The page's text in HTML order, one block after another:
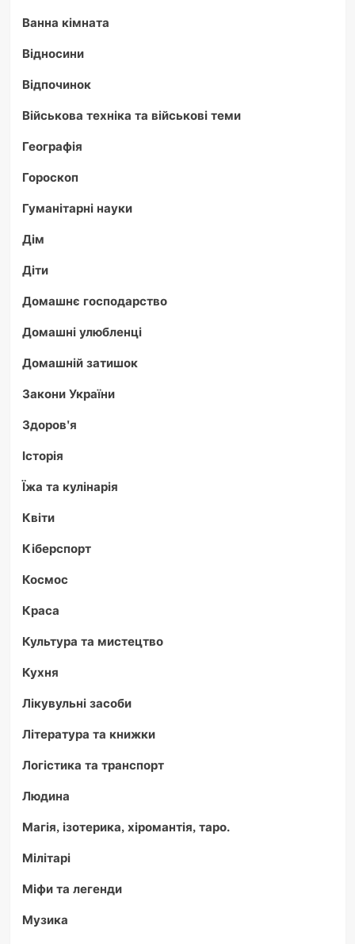
Ванна кімната
Відносини
Відпочинок
Військова техніка та військові теми
Географія
Гороскоп
Гуманітарні науки
Дім
Діти
Домашнє господарство
Домашні улюбленці
Домашній затишок
Закони України
Здоров'я
Історія
Їжа та кулінарія
Квіти
Кіберспорт
Космос
Краса
Культура та мистецтво
Кухня
Лікувульні засоби
Література та книжки
Логістика та транспорт
Людина
Магія, ізотерика, хіромантія, таро.
Мілітарі
Міфи та легенди
Музика